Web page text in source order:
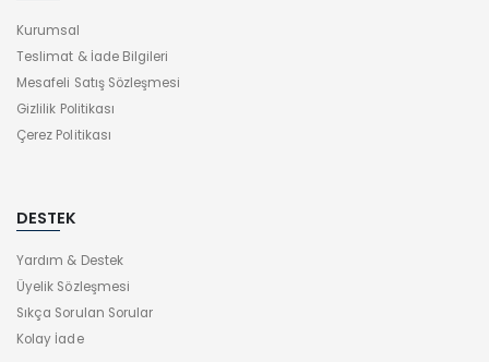
Kurumsal
Teslimat & İade Bilgileri
Mesafeli Satış Sözleşmesi
Gizlilik Politikası
Çerez Politikası
DESTEK
Yardım & Destek
Üyelik Sözleşmesi
Sıkça Sorulan Sorular
Kolay İade